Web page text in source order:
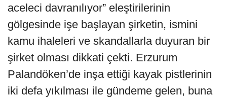
aceleci davranılıyor” eleştirilerinin
gölgesinde işe başlayan şirketin, ismini
kamu ihaleleri ve skandallarla duyuran bir
şirket olması dikkati çekti. Erzurum
Palandöken’de inşa ettiği kayak pistlerinin
iki defa yıkılması ile gündeme gelen, buna